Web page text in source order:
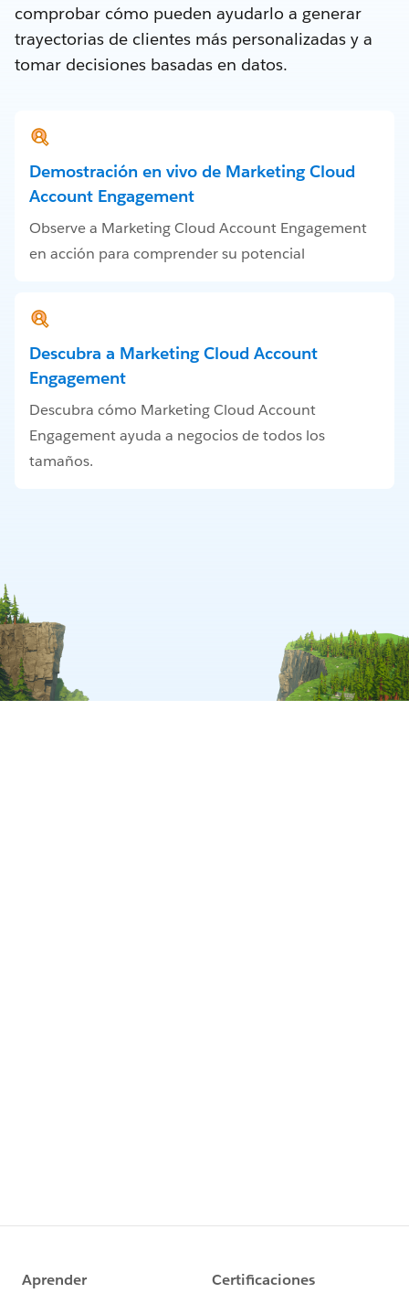
comprobar cómo pueden ayudarlo a generar
trayectorias de clientes más personalizadas y a
tomar decisiones basadas en datos.
Demostración en vivo de Marketing Cloud
Account Engagement
Observe a Marketing Cloud Account Engagement
en acción para comprender su potencial
Descubra a Marketing Cloud Account
Engagement
Descubra cómo Marketing Cloud Account
Engagement ayuda a negocios de todos los
tamaños.